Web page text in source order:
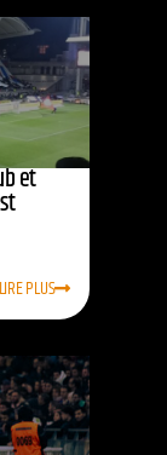
et
LIRE PLUS